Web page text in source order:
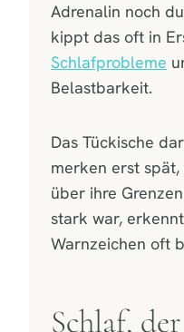
Adrenalin noch
kippt das oft in
Schlafprobleme
Belastbarkeit.
Das Tückische
merken erst spät,
über ihre
stark war,
Warnzeichen oft
Schlaf,